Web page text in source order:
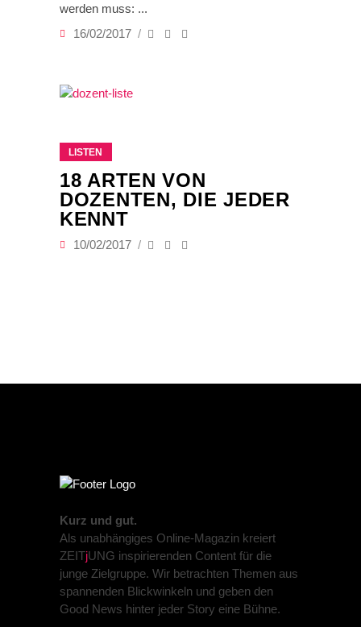
werden muss:
16/02/2017
LISTEN
18 ARTEN VON
DOZENTEN, DIE JEDER
KENNT
10/02/2017
Kurz und gut.
Als unabhängiges Online-Magazin kreiert
ZEITjUNG inspirierenden Content für die
junge Zielgruppe. Wir betrachten Themen aus
spannenden Blickwinkeln und geben den
Good News hinter jeder Story eine Bühne.